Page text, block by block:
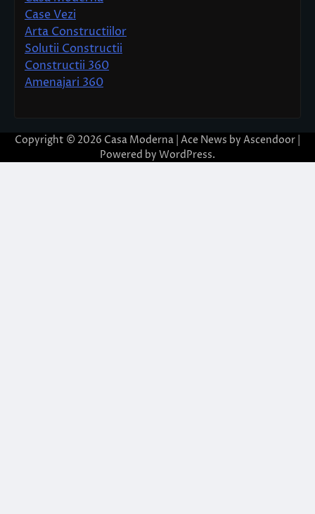
Case Vezi
Arta Constructiilor
Solutii Constructii
Constructii 360
Amenajari 360
Copyright © 2026 Casa Moderna | Ace News by Ascendoor
Powered by WordPress.